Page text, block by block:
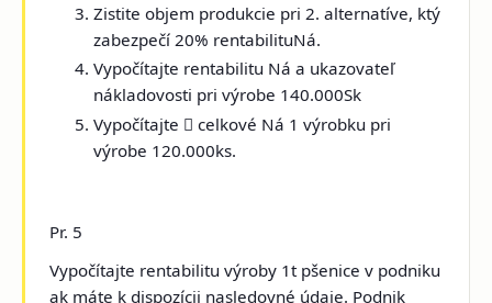
Zistite objem produkcie pri 2. alternatíve, ktý
zabezpečí 20% rentabilituNá.
Vypočítajte rentabilitu Ná a ukazovateľ
nákladovosti pri výrobe 140.000Sk
Vypočítajte  celkové Ná 1 výrobku pri
výrobe 120.000ks.
Pr. 5
Vypočítajte rentabilitu výroby 1t pšenice v podniku
ak máte k dispozícii nasledovné údaje. Podnik